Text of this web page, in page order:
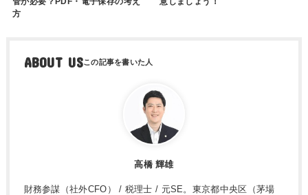
方
ABOUT US
高橋 輝雄
財務参謀（社外CFO） / 税理士 / 元SE。東京都中央区（茅場